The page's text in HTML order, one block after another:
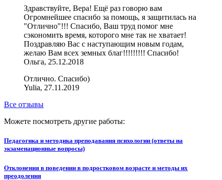
Здравствуйте, Вера! Ещё раз говорю вам
Огромнейшее спасибо за помощь, я защитилась на
"Отлично"!!! Спасибо, Ваш труд помог мне
сэкономить время, которого мне так не хватает!
Поздравляю Вас с наступающим новым годам,
желаю Вам всех земных благ!!!!!!!!! Спасибо!
Ольга, 25.12.2018
Отлично. Спасибо)
Yulia, 27.11.2019
Все отзывы
Можете посмотреть другие работы:
Педагогика и методика преподавания психологии (ответы на
экзаменационные вопросы)
Отклонения в поведении в подростковом возрасте и методы их
преодоления